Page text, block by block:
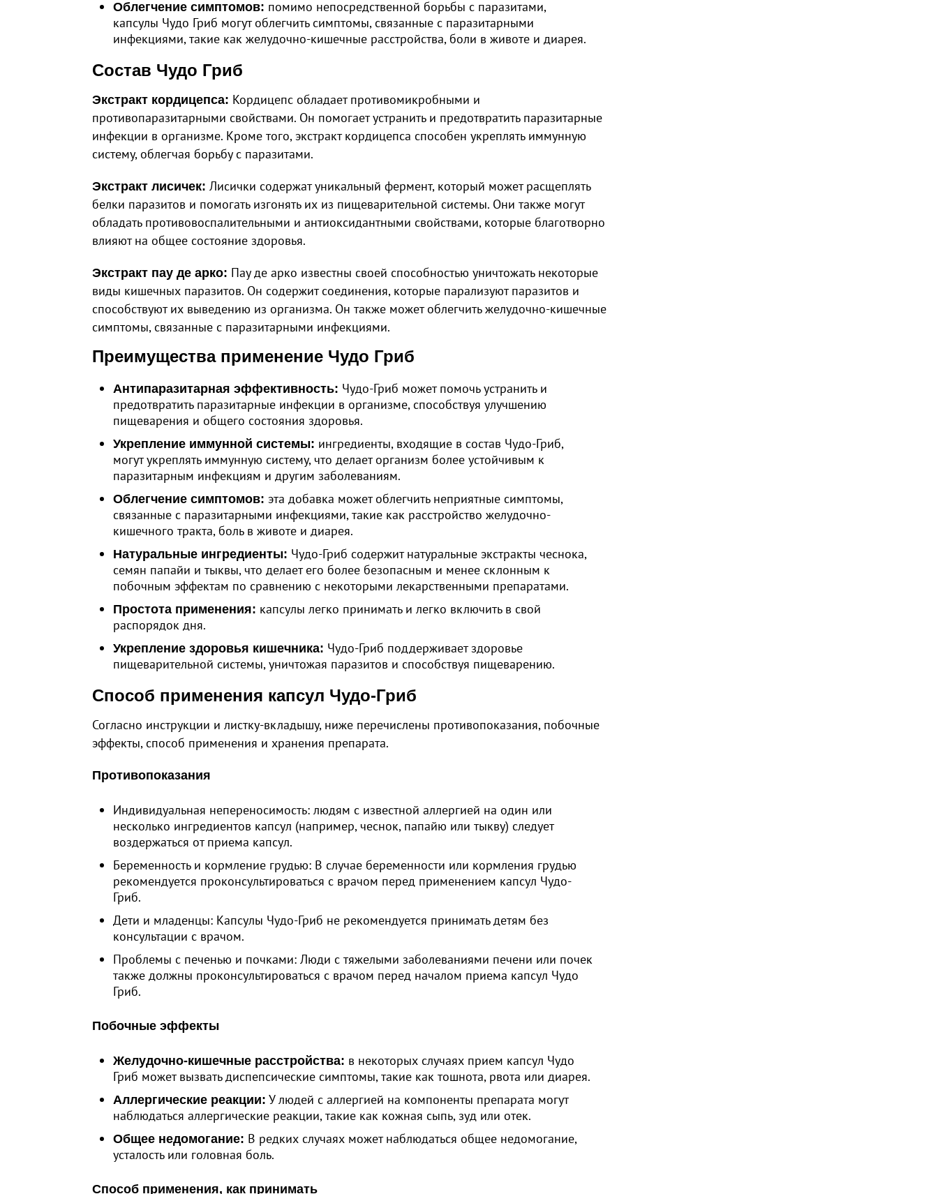
Облегчение симптомов: помимо непосредственной борьбы с паразитами,
капсулы Чудо Гриб могут облегчить симптомы, связанные с паразитарными
инфекциями, такие как желудочно-кишечные расстройства, боли в животе и диарея.
Состав Чудо Гриб
Экстракт кордицепса: Кордицепс обладает противомикробными и
противопаразитарными свойствами. Он помогает устранить и предотвратить паразитарные
инфекции в организме. Кроме того, экстракт кордицепса способен укреплять иммунную
систему, облегчая борьбу с паразитами.
Экстракт лисичек: Лисички содержат уникальный фермент, который может расщеплять
белки паразитов и помогать изгонять их из пищеварительной системы. Они также могут
обладать противовоспалительными и антиоксидантными свойствами, которые благотворно
влияют на общее состояние здоровья.
Экстракт пау де арко: Пау де арко известны своей способностью уничтожать некоторые
виды кишечных паразитов. Он содержит соединения, которые парализуют паразитов и
способствуют их выведению из организма. Он также может облегчить желудочно-кишечные
симптомы, связанные с паразитарными инфекциями.
Преимущества применение Чудо Гриб
Антипаразитарная эффективность: Чудо-Гриб может помочь устранить и
предотвратить паразитарные инфекции в организме, способствуя улучшению
пищеварения и общего состояния здоровья.
Укрепление иммунной системы: ингредиенты, входящие в состав Чудо-Гриб,
могут укреплять иммунную систему, что делает организм более устойчивым к
паразитарным инфекциям и другим заболеваниям.
Облегчение симптомов: эта добавка может облегчить неприятные симптомы,
связанные с паразитарными инфекциями, такие как расстройство желудочно-
кишечного тракта, боль в животе и диарея.
Натуральные ингредиенты: Чудо-Гриб содержит натуральные экстракты чеснока,
семян папайи и тыквы, что делает его более безопасным и менее склонным к
побочным эффектам по сравнению с некоторыми лекарственными препаратами.
Простота применения: капсулы легко принимать и легко включить в свой
распорядок дня.
Укрепление здоровья кишечника: Чудо-Гриб поддерживает здоровье
пищеварительной системы, уничтожая паразитов и способствуя пищеварению.
Способ применения капсул Чудо-Гриб
Согласно инструкции и листку-вкладышу, ниже перечислены противопоказания, побочные
эффекты, способ применения и хранения препарата.
Противопоказания
Индивидуальная непереносимость: людям с известной аллергией на один или
несколько ингредиентов капсул (например, чеснок, папайю или тыкву) следует
воздержаться от приема капсул.
Беременность и кормление грудью: В случае беременности или кормления грудью
рекомендуется проконсультироваться с врачом перед применением капсул Чудо-
Гриб.
Дети и младенцы: Капсулы Чудо-Гриб не рекомендуется принимать детям без
консультации с врачом.
Проблемы с печенью и почками: Люди с тяжелыми заболеваниями печени или почек
также должны проконсультироваться с врачом перед началом приема капсул Чудо
Гриб.
Побочные эффекты
Желудочно-кишечные расстройства: в некоторых случаях прием капсул Чудо
Гриб может вызвать диспепсические симптомы, такие как тошнота, рвота или диарея.
Аллергические реакции: У людей с аллергией на компоненты препарата могут
наблюдаться аллергические реакции, такие как кожная сыпь, зуд или отек.
Общее недомогание: В редких случаях может наблюдаться общее недомогание,
усталость или головная боль.
Способ применения, как принимать